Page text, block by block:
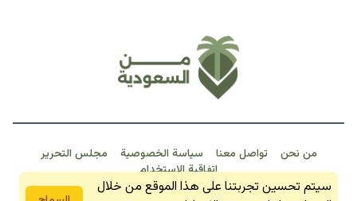
من نحن تواصل معنا سياسة الخصوصية
مجلس التحرير
اتفاقية الاستخدام
سيتم تحسين تجربتنا على هذا الموقع من خلال